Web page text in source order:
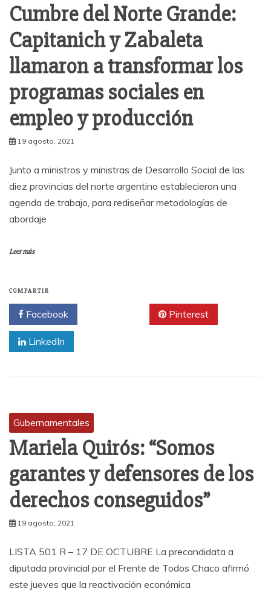
Cumbre del Norte Grande:
Capitanich y Zabaleta
llamaron a transformar los
programas sociales en
empleo y producción
19 agosto, 2021
Junto a ministros y ministras de Desarrollo Social de las
diez provincias del norte argentino establecieron una
agenda de trabajo, para rediseñar metodologías de
abordaje
Leer más
COMPARTIR
Facebook Pinterest
LinkedIn
Gubernamentales
Mariela Quirós: “Somos
garantes y defensores de los
derechos conseguidos”
19 agosto, 2021
LISTA 501 R – 17 DE OCTUBRE La precandidata a
diputada provincial por el Frente de Todos Chaco afirmó
este jueves que la reactivación económica